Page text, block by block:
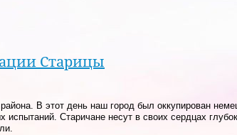
Старицы
В этот день наш город был оккупирован
Старичане несут в своих сердцах